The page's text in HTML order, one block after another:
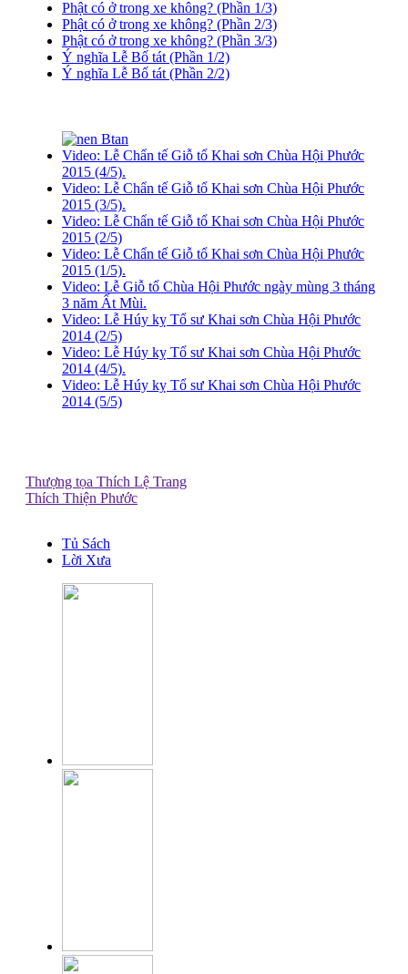
Phật có ở trong xe không? (Phần 1/3)
Phật có ở trong xe không? (Phần 2/3)
Phật có ở trong xe không? (Phần 3/3)
Ý nghĩa Lễ Bố tát (Phần 1/2)
Ý nghĩa Lễ Bố tát (Phần 2/2)
Video: Lễ Chẩn tế Giỗ tổ Khai sơn Chùa Hội Phước
2015 (4/5).
Video: Lễ Chẩn tế Giỗ tổ Khai sơn Chùa Hội Phước
2015 (3/5).
Video: Lễ Chẩn tế Giỗ tổ Khai sơn Chùa Hội Phước
2015 (2/5)
Video: Lễ Chẩn tế Giỗ tổ Khai sơn Chùa Hội Phước
2015 (1/5).
Video: Lễ Giỗ tổ Chùa Hội Phước ngày mùng 3 tháng
3 năm Ất Mùi.
Video: Lễ Húy kỵ Tổ sư Khai sơn Chùa Hội Phước
2014 (2/5)
Video: Lễ Húy kỵ Tổ sư Khai sơn Chùa Hội Phước
2014 (4/5).
Video: Lễ Húy kỵ Tổ sư Khai sơn Chùa Hội Phước
2014 (5/5)
Thượng tọa Thích Lệ Trang
Thích Thiện Phước
Tủ Sách
Lời Xưa